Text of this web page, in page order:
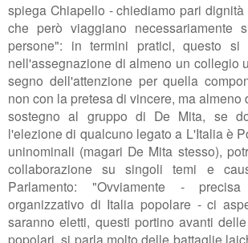
spiega Chiapello - chiediamo pari
che però viaggiano necessariamente
persone": in termini pratici, questo si
nell'assegnazione di almeno un collegio
segno dell'attenzione per quella
non con la pretesa di vincere, ma almeno
sostegno al gruppo di De Mita, se
l'elezione di qualcuno legato a L'Italia è
uninominali (magari De Mita stesso),
collaborazione su singoli temi e
Parlamento: "Ovviamente -
organizzativo di Italia popolare - ci
saranno eletti, questi portino avanti
popolari, si parla molto delle battaglie